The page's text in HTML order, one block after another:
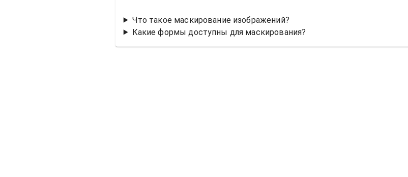
Что такое маскирование изображений?
Какие формы доступны для маскирования?